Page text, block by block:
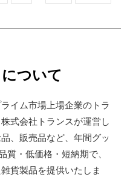
ついて
イム市場上場企業のトラ
式会社トランスが運営し
、販売品など、年間グッ
・低価格・短納期で、
貨製品を提供いたしま